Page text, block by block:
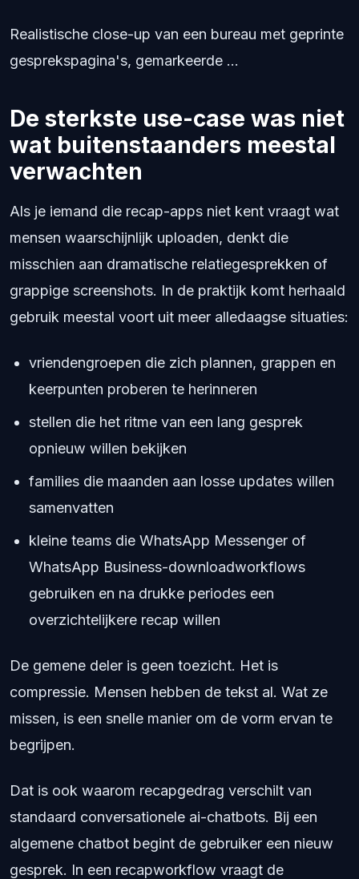
Realistische close-up van een bureau met geprinte
gesprekspagina's, gemarkeerde ...
De sterkste use-case was niet
wat buitenstaanders meestal
verwachten
Als je iemand die recap-apps niet kent vraagt wat
mensen waarschijnlijk uploaden, denkt die
misschien aan dramatische relatiegesprekken of
grappige screenshots. In de praktijk komt herhaald
gebruik meestal voort uit meer alledaagse situaties:
vriendengroepen die zich plannen, grappen en
keerpunten proberen te herinneren
stellen die het ritme van een lang gesprek
opnieuw willen bekijken
families die maanden aan losse updates willen
samenvatten
kleine teams die WhatsApp Messenger of
WhatsApp Business-downloadworkflows
gebruiken en na drukke periodes een
overzichtelijkere recap willen
De gemene deler is geen toezicht. Het is
compressie. Mensen hebben de tekst al. Wat ze
missen, is een snelle manier om de vorm ervan te
begrijpen.
Dat is ook waarom recapgedrag verschilt van
standaard conversationele ai-chatbots. Bij een
algemene chatbot begint de gebruiker een nieuw
gesprek. In een recapworkflow vraagt de